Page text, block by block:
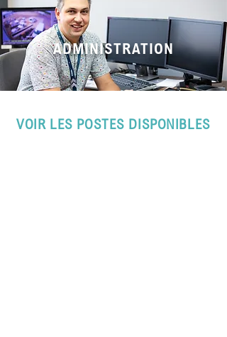
ADMINISTRATION
VOIR LES POSTES DISPONIBLES